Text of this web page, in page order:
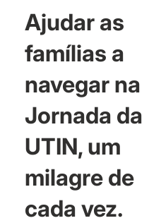
Ajudar as
famílias a
navegar na
Jornada da
UTIN, um
milagre de
cada vez.